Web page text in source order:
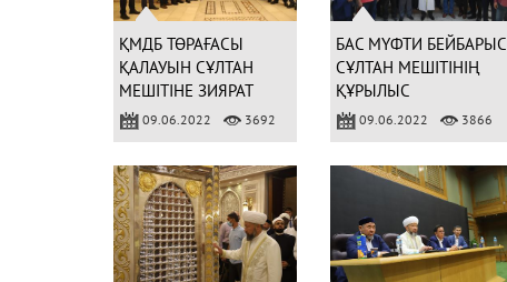
ҚМДБ ТӨРАҒАСЫ
ҚАЛАУЫН СҰЛТАН
МЕШІТІНЕ ЗИЯРАТ
ЖАСАДЫ (ФОТО)
09.06.2022 3692
БАС МҮФТИ БЕЙБАРЫС
СҰЛТАН МЕШІТІНІҢ
ҚҰРЫЛЫС
ЖҰМЫСЫМЕН
ТАНЫСТЫ (ФОТО)
09.06.2022 3866